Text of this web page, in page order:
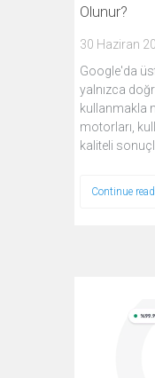
Olunur?
30 Haziran
Google'da
yalnızca
kullanmakla
motorları,
kaliteli
Continue